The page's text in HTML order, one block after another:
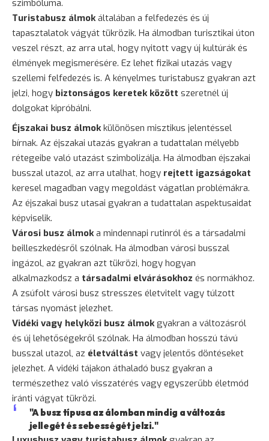
szimbóluma.
Turistabusz álmokáltalában a felfedezés és új
tapasztalatok vágyát tükrözik. Ha álmodban turisztikai úton
veszel részt, az arra utal, hogy nyitott vagy új kultúrák és
élmények megismerésére. Ez lehet fizikai utazás vagy
szellemi felfedezés is. A kényelmes turistabusz gyakran azt
jelzi, hogy biztonságos keretek között szeretnél új
dolgokat kipróbálni.
Éjszakai busz álmokkülönösen misztikus jelentéssel
bírnak. Az éjszakai utazás gyakran a tudattalan mélyebb
rétegeibe való utazást szimbolizálja. Ha álmodban éjszakai
busszal utazol, az arra utalhat, hogy rejtett igazságokat
keresel magadban vagy megoldást vágatlan problémákra.
Az éjszakai busz utasai gyakran a tudattalan aspektusaidat
képviselik.
Városi busz álmoka mindennapi rutinról és a társadalmi
beilleszkedésről szólnak. Ha álmodban városi busszal
ingázol, az gyakran azt tükrözi, hogy hogyan
alkalmazkodsz a társadalmi elvárásokhoz és normákhoz.
A zsúfolt városi busz stresszes életvitelt vagy túlzott
társas nyomást jelezhet.
Vidéki vagy helyközi busz álmokgyakran a változásról
és új lehetőségekről szólnak. Ha álmodban hosszú távú
busszal utazol, az életváltást vagy jelentős döntéseket
jelezhet. A vidéki tájakon áthaladó busz gyakran a
természethez való visszatérés vagy egyszerűbb életmód
iránti vágyat tükrözi.
"A busz típusa az álomban mindig a változás
jellegét és sebességét jelzi."